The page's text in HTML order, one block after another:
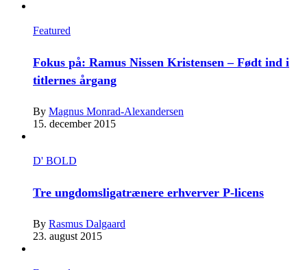
Featured
Fokus på: Ramus Nissen Kristensen – Født ind i
titlernes årgang
By Magnus Monrad-Alexandersen
15. december 2015
D' BOLD
Tre ungdomsligatrænere erhverver P-licens
By Rasmus Dalgaard
23. august 2015